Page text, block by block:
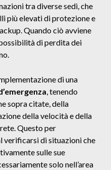
tra diverse sedi, che
più elevati di protezione e
Quando ciò avviene
di perdita dei
di una
, tenendo
sopra citate, della
della velocità e della
Questo per
verificarsi di situazioni che
sulle sue
solo nell’area